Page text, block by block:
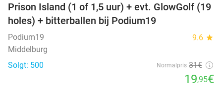
36%
Prison Island (1 of 1,5 uur) + evt. GlowGolf (19
holes) + bitterballen bij Podium19
Podium19 9.6 star
Middelburg
Solgt: 500
Normalpris 31€
19,95€